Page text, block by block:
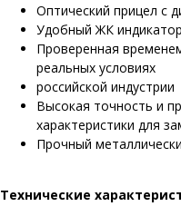
Оптический прицел с
Удобный ЖК
Проверенная
реальных условиях
российской индустрии
Высокая точность и
характеристики для
Прочный
Технические